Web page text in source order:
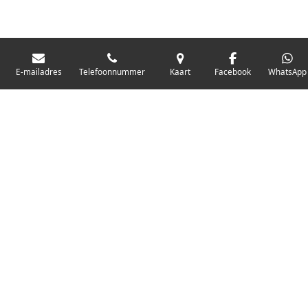
E-mailadres Telefoonnummer Kaart Facebook WhatsApp